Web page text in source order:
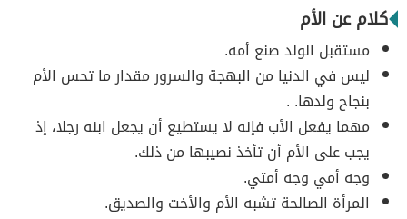
كلام عن الأم
مستقبل الولد صنع أمه.
ليس في الدنيا من البهجة والسرور مقدار ما تحس الأم
بنجاح ولدها. .
مهما يفعل الأب فإنه لا يستطيع أن يجعل ابنه رجلا، إذ
يجب على الأم أن تأخذ نصيبها من ذلك.
وجه أمي وجه أمتي.
المرأة الصالحة تشبه الأم والأخت والصديق.